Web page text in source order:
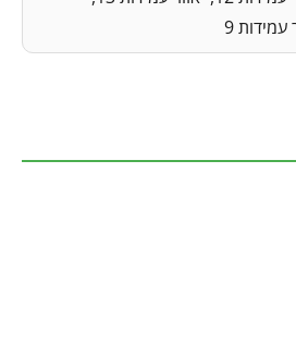
עמידות 9